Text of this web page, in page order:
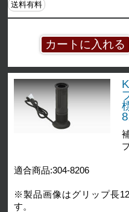
送料有料
適合商品:304-8206
※製品画像はグリップ長
す。